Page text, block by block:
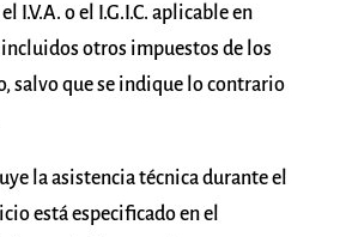
I.V.A. o el I.G.I.C. aplicable en
incluidos otros impuestos de los
salvo que se indique lo contrario
la asistencia técnica durante el
está especificado en el